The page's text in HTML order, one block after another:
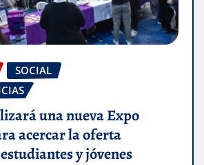
SOCIAL
una nueva Expo
acercar la oferta
y jóvenes